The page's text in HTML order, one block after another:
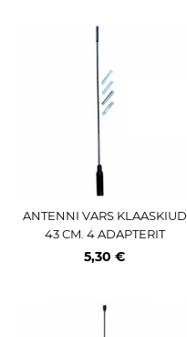
ANTENNI VARS KLAASKIUD
43 CM. 4 ADAPTERIT
5,30 €